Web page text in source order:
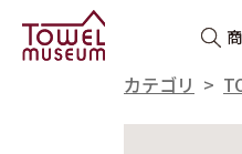
カテゴリ >